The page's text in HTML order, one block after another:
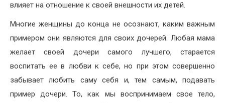
влияет на отношение к своей внешности их детей.
Многие женщины до конца не осознают, каким важным
примером они являются для своих дочерей. Любая мама
желает своей дочери самого лучшего, старается
воспитать ее в любви к себе, но при этом совершенно
забывает любить саму себя и, тем самым, подавать
пример дочери. То, как мы воспринимаем свое тело,